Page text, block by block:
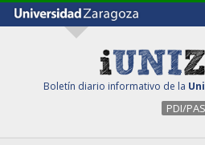
Boletín diario informativo de la
PDI/PAS